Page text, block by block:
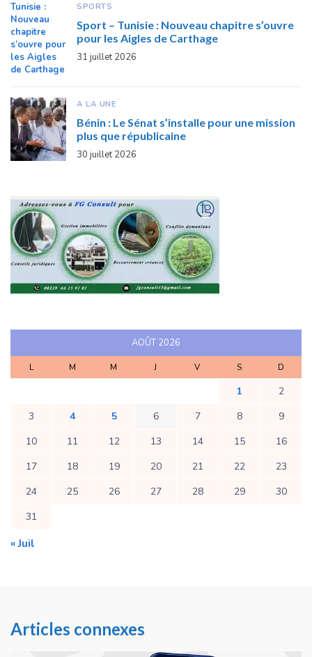
SPORTS
Sport – Tunisie : Nouveau chapitre s’ouvre
pour les Aigles de Carthage
31 juillet 2026
A LA UNE
Bénin : Le Sénat s’installe pour une mission
plus que républicaine
30 juillet 2026
AOÛT 2026
L M M J V S D
1
2
3
4 5 6 7 8
9
10
11 12 13 14 15
16
17
18 19 20 21 22
23
24
25 26 27 28 29
30
31
« Juil
Articles connexes